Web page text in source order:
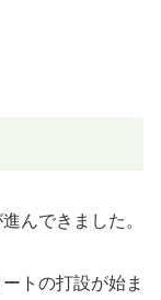
んできました。
トの打設が始ま